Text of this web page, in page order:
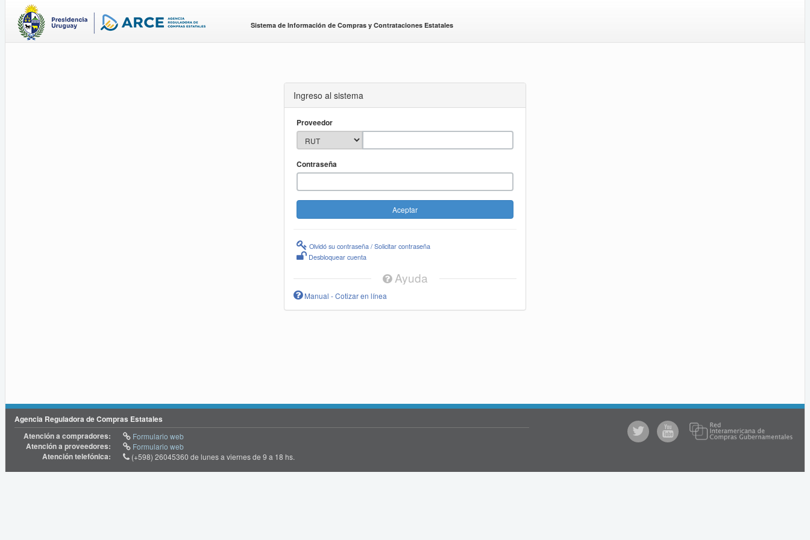
Sistema de Información de Compras y Contrataciones Estatales
Ingreso al sistema
Proveedor
Contraseña
Olvidó su contraseña / Solicitar contraseña
Desbloquear cuenta
Ayuda
Manual - Cotizar en línea
Agencia Reguladora de Compras Estatales
Atención a compradores:
Formulario web
Atención a proveedores: Formulario web
Atención telefónica: (+598) 26045360 de lunes a viernes de 9 a 18 hs.
@comprasgubuy
ACCE
Youtube